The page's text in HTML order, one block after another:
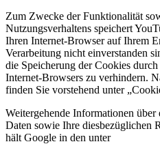
Zum Zwecke der Funktionalität
Nutzungsverhaltens speichert
Ihren Internet-Browser auf Ihrem
Verarbeitung nicht einverstanden
die Speicherung der Cookies
Internet-Browsers zu verhindern.
finden Sie vorstehend unter
Weitergehende Informationen
Daten sowie Ihre diesbezüglichen
hält Google in den unter